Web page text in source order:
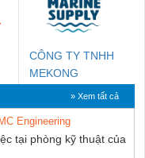
CÔNG TY TNHH
MEKONG
SUPPLY
» Xem tất cả
Engineering
tại phòng kỹ thuật của